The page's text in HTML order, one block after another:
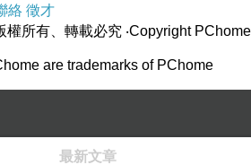
絡 徵才
權所有、轉載必究 ‧Copyright PChome
are trademarks of PChome
最新文章